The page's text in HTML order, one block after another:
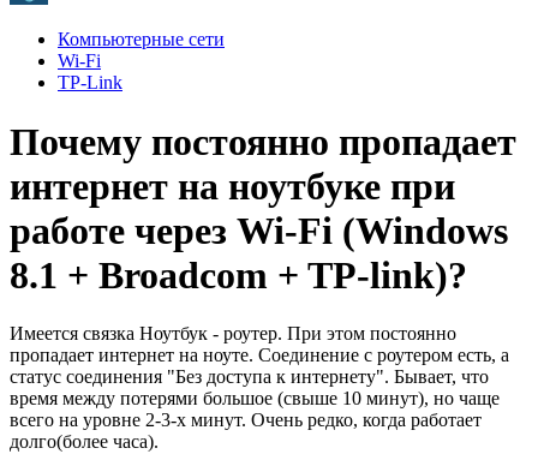
Компьютерные сети
Wi-Fi
TP-Link
Почему постоянно пропадает
интернет на ноутбуке при
работе через Wi-Fi (Windows
8.1 + Broadcom + TP-link)?
Имеется связка Ноутбук - роутер. При этом постоянно
пропадает интернет на ноуте. Соединение с роутером есть, а
статус соединения "Без доступа к интернету". Бывает, что
время между потерями большое (свыше 10 минут), но чаще
всего на уровне 2-3-х минут. Очень редко, когда работает
долго(более часа).